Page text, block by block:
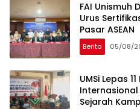
FAI Unismuh
Urus
Pasar ASEAN
Berita 05/08/
UMSi Lepas
Sejarah